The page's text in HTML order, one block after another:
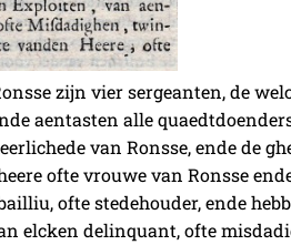
zijn vier sergeanten, de
aentasten alle
van Ronsse, ende de
ofte vrouwe van Ronsse
ofte stedehouder, ende
elcken delinquant, ofte